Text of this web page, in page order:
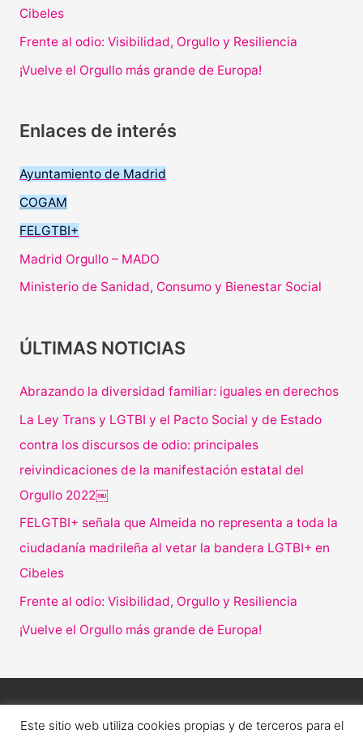
Cibeles
Frente al odio: Visibilidad, Orgullo y Resiliencia
¡Vuelve el Orgullo más grande de Europa!
Enlaces de interés
Ayuntamiento de Madrid
COGAM
FELGTBI+
Madrid Orgullo – MADO
Ministerio de Sanidad, Consumo y Bienestar Social
ÚLTIMAS NOTICIAS
Abrazando la diversidad familiar: iguales en derechos
La Ley Trans y LGTBI y el Pacto Social y de Estado
contra los discursos de odio: principales
reivindicaciones de la manifestación estatal del
Orgullo 2022￼
FELGTBI+ señala que Almeida no representa a toda la
ciudadanía madrileña al vetar la bandera LGTBI+ en
Cibeles
Frente al odio: Visibilidad, Orgullo y Resiliencia
¡Vuelve el Orgullo más grande de Europa!
Este sitio web utiliza cookies propias y de terceros para el